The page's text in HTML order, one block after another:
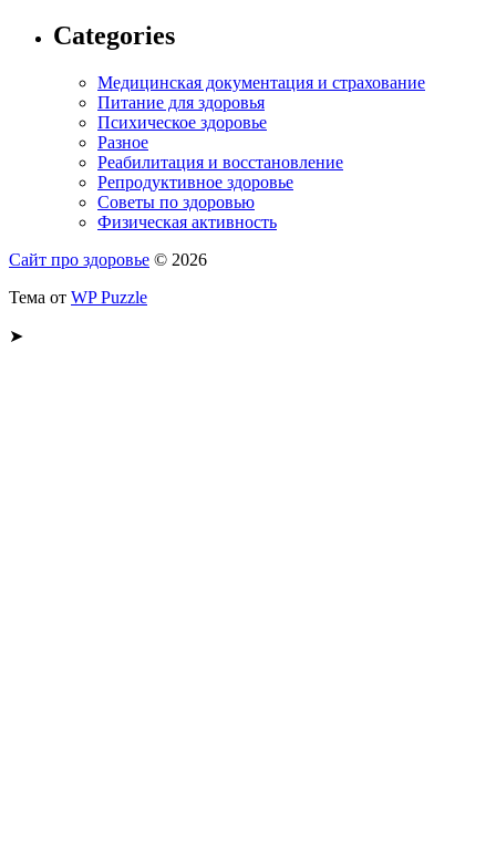
Categories
Медицинская документация и страхование
Питание для здоровья
Психическое здоровье
Разное
Реабилитация и восстановление
Репродуктивное здоровье
Советы по здоровью
Физическая активность
Сайт про здоровье © 2026
Тема от WP Puzzle
➤